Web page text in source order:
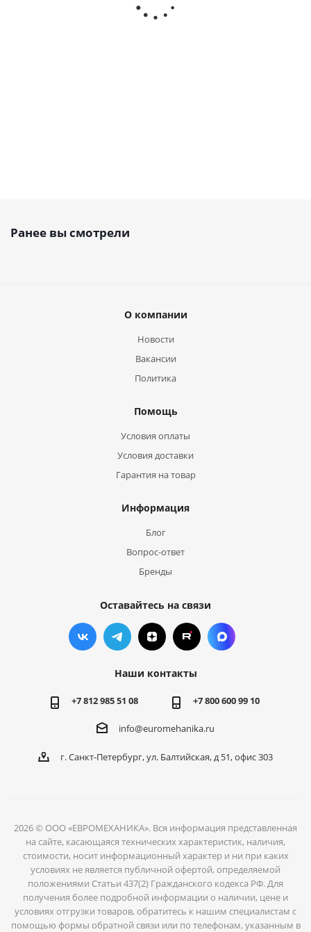
открытый PU, AT5 10 PAZ,
Ранее вы смотрели
О компании
Новости
Вакансии
Политика
Помощь
Условия оплаты
Условия доставки
Гарантия на товар
Информация
Блог
Вопрос-ответ
Бренды
Оставайтесь на связи
Наши контакты
+7 812 985 51 08 +7 800 600 99 10
info@euromehanika.ru
г. Санкт-Петербург, ул. Балтийская, д 51, офис 303
2026 © ООО «ЕВРОМЕХАНИКА». Вся информация представленная
на сайте, касающаяся технических характеристик, наличия,
стоимости, носит информационный характер и ни при каких
условиях не является публичной офертой, определяемой
положениями Статьи 437(2) Гражданского кодекса РФ. Для
получения более подробной информации о наличии, цене и
условиях отгрузки товаров, обратитесь к нашим специалистам с
помощью формы обратной связи или по телефонам, указанным в
Наш сайтиспользует cookie-файлыдля вашего удобства
пользования сайтом и повышения качества